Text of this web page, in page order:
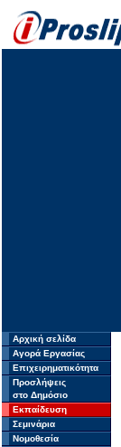
Αρχική σελίδα
Αγορά Εργασίας
Επιχειρηματικότητα
Προσλήψεις
στο Δημόσιο
Εκπαίδευση
Σεμινάρια
Νομοθεσία